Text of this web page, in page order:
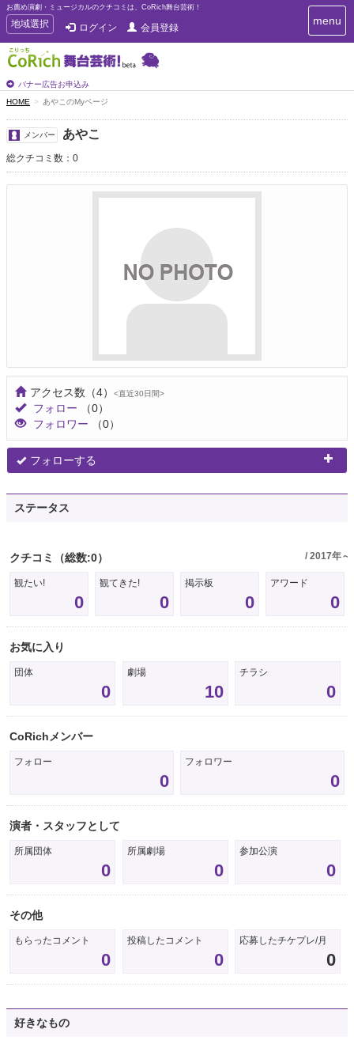
お薦め演劇・ミュージカルのクチコミは、CoRich舞台芸術！
T
o
g
g
e
n
a
v
i
g
a
t
地域選択 ログイン 会員登録
バナー広告お申込み
T
o
menu
HOME あやこのMyページ
メンバー あやこ
総クチコミ数：0
アクセス数 （4） <直近30日間>
フォロー
（0）
フォロワー
（0）
フォローする
ステータス
クチコミ （総数:0） / 2017年～
観たい!
0
観てきた!
0
掲示板
0
アワード
0
お気に入り
団体
0
劇場
10
チラシ
0
CoRichメンバー
フォロー
0
フォロワー
0
演者・スタッフとして
所属団体
0
所属劇場
0
参加公演
0
その他
もらったコメント
0
投稿したコメント
0
応募したチケプレ/月
0
好きなもの